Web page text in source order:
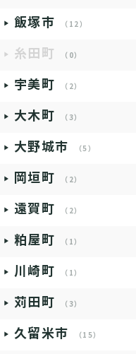
飯塚市 （12）
糸田町 （0）
宇美町 （2）
大木町 （3）
大野城市 （5）
岡垣町 （2）
遠賀町 （2）
粕屋町 （1）
川崎町 （1）
苅田町 （3）
久留米市 （15）